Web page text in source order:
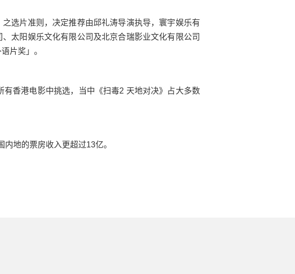
选片准则，决定推荐由邱礼涛导演执导，寰宇娱乐有
太阳娱乐文化有限公司及北京合瑞影业文化有限公司
片奖」。
香港电影中挑选，当中《扫毒2 天地对决》占大多数
地的票房收入更超过13亿。